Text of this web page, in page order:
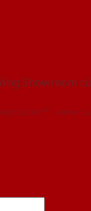
Showroom
-